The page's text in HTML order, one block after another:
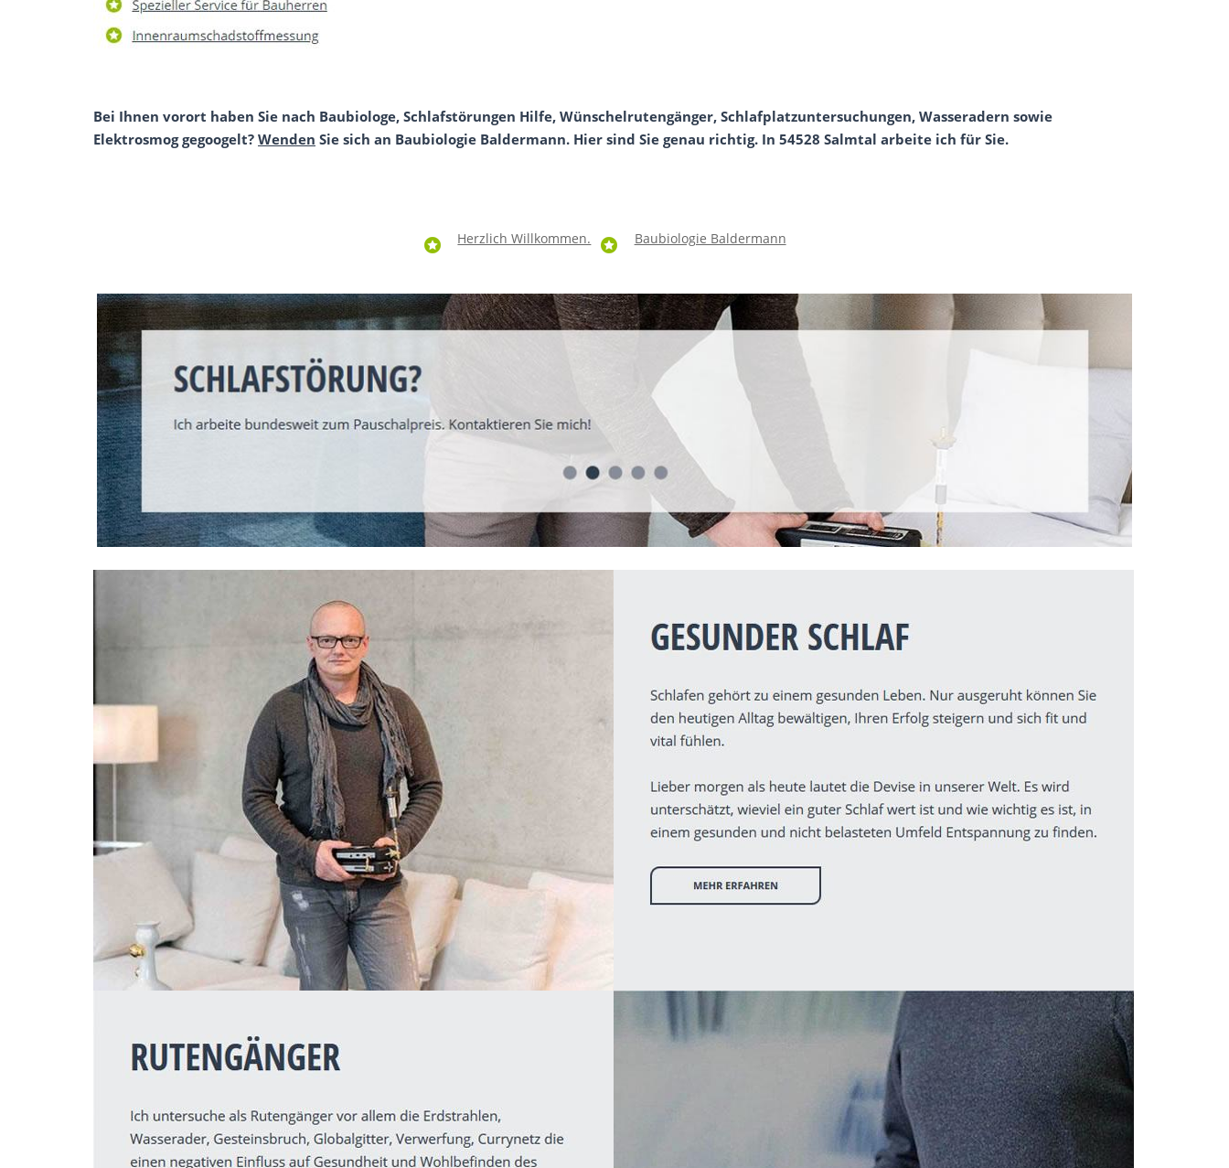
Bei Ihnen vorort haben Sie nach Baubiologe, Schlafstörungen Hilfe, Wünschelrutengänger, Schlafplatzuntersuchungen, Wasseradern sowie
Elektrosmog gegoogelt? Wenden Sie sich an Baubiologie Baldermann. Hier sind Sie genau richtig. In 54528 Salmtal arbeite ich für Sie.
Herzlich Willkommen. Baubiologie Baldermann